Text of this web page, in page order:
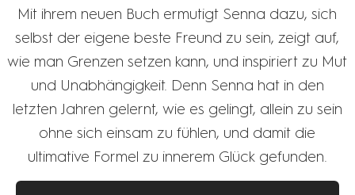
Mit ihrem neuen Buch ermutigt Senna dazu, sich
selbst der eigene beste Freund zu sein, zeigt auf,
wie man Grenzen setzen kann, und inspiriert zu Mut
und Unabhängigkeit. Denn Senna hat in den
letzten Jahren gelernt, wie es gelingt, allein zu sein
ohne sich einsam zu fühlen, und damit die
ultimative Formel zu innerem Glück gefunden.